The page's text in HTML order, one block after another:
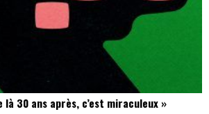
là 30 ans après, c’est miraculeux »